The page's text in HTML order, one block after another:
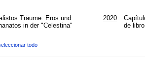
Träume: Eros und
in der "Celestina"
2020
de libro
todo